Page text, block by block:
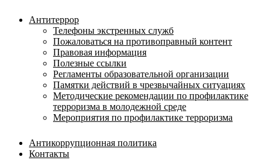
Антитеррор
Телефоны экстренных служб
Пожаловаться на противоправный контент
Правовая информация
Полезные ссылки
Регламенты образовательной организации
Памятки действий в чрезвычайных ситуациях
Методические рекомендации по профилактике
терроризма в молодежной среде
Мероприятия по профилактике терроризма
Антикоррупционная политика
Контакты